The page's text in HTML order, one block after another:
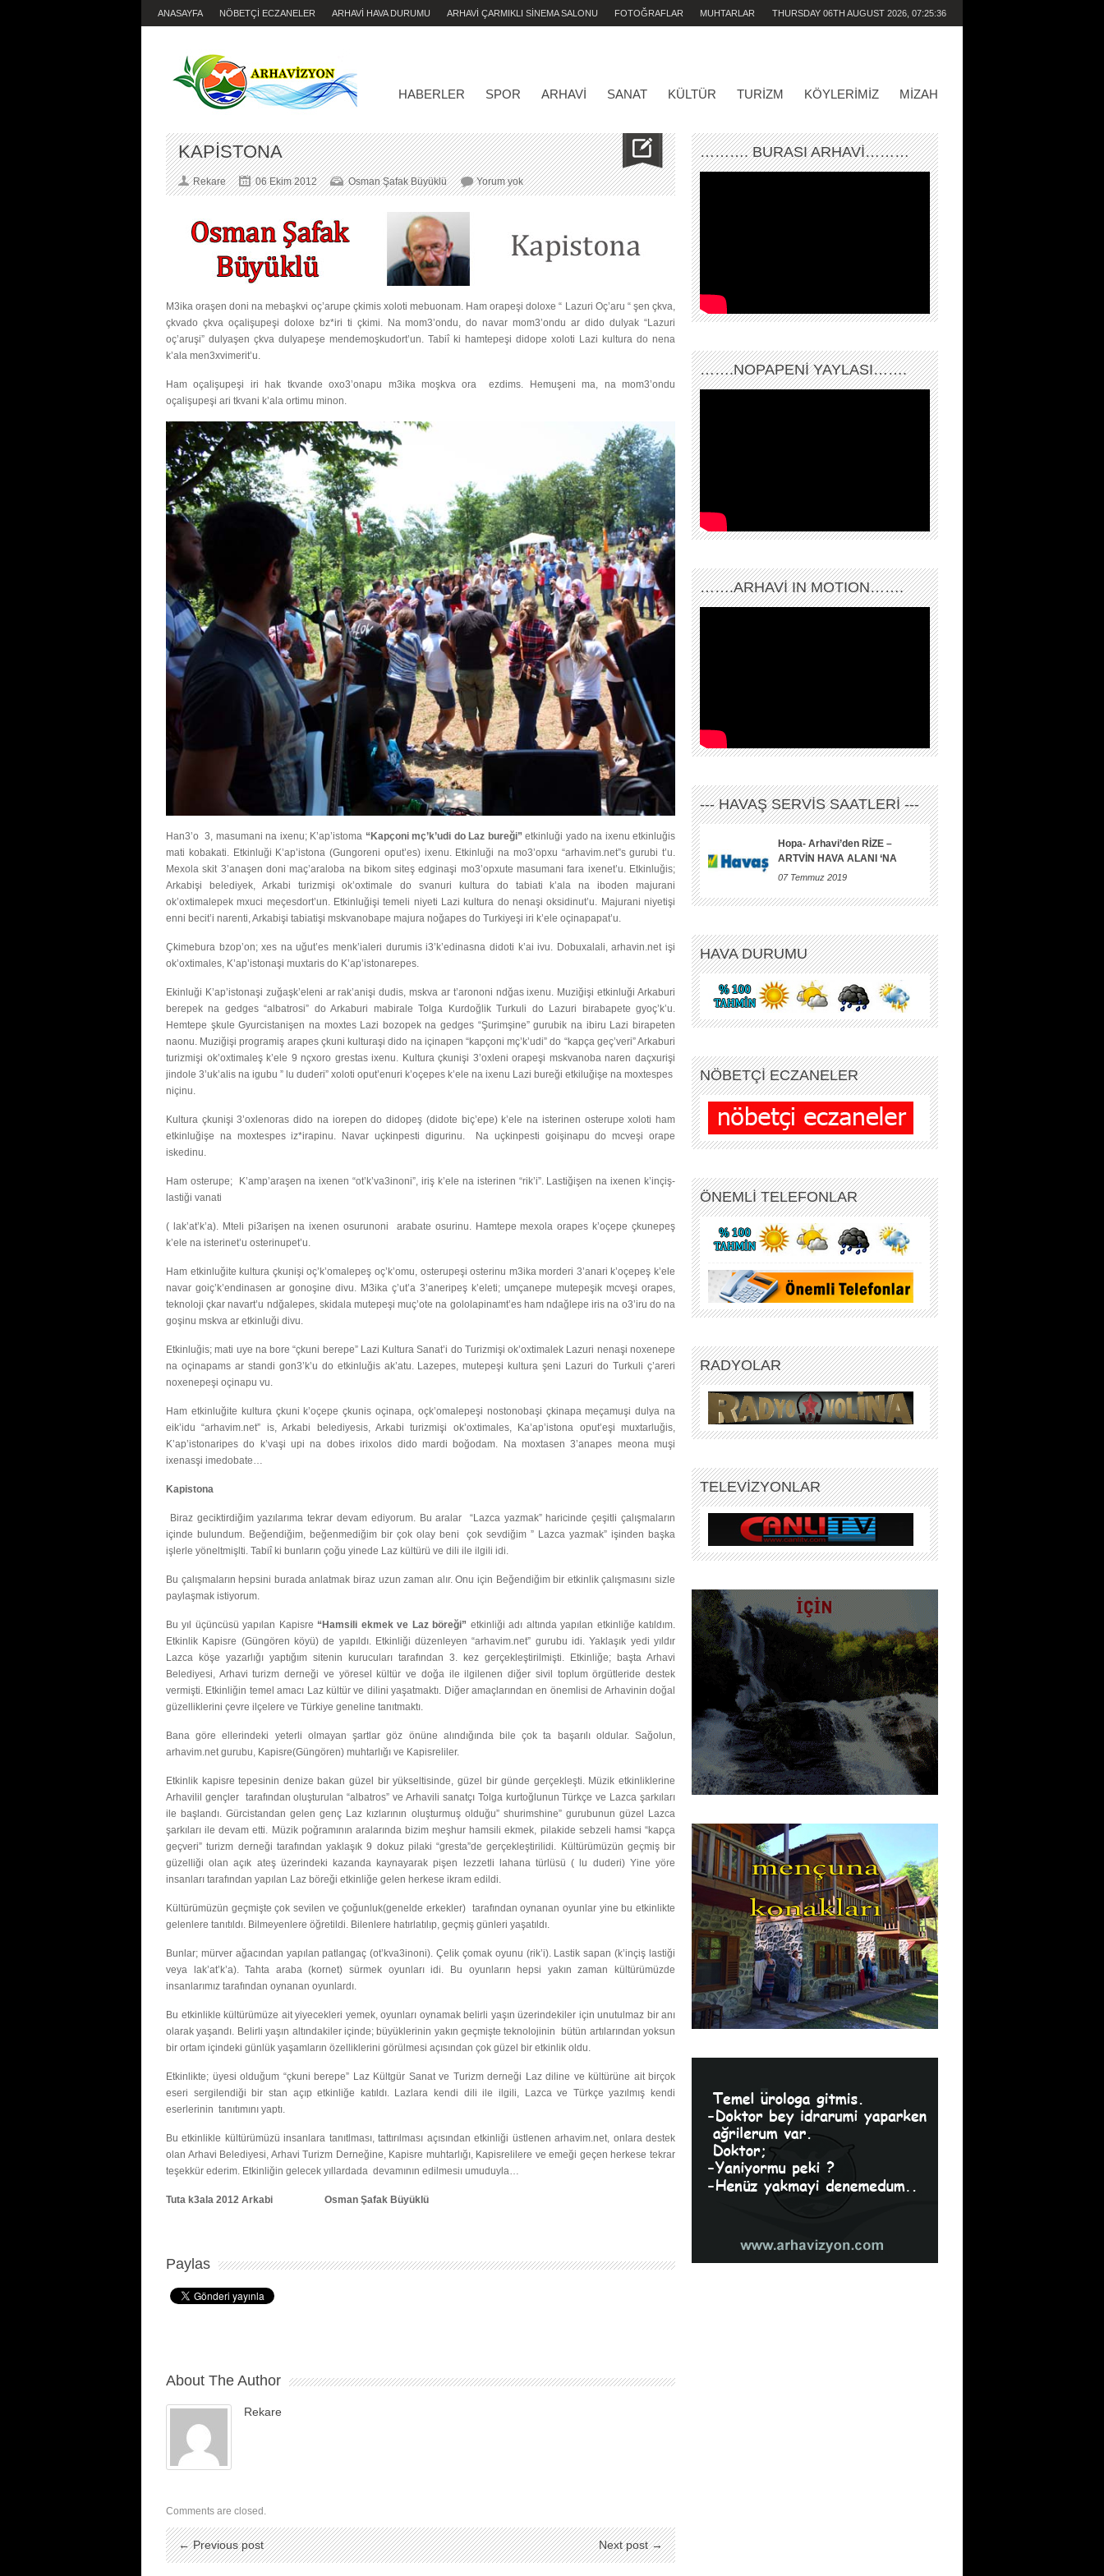
ANASAYFA NÖBETÇİ ECZANELER ARHAVİ HAVA DURUMU ARHAVİ ÇARMIKLI SİNEMA SALONU FOTOĞRAFLAR MUHTARLAR THURSDAY 06TH AUGUST 2026, 07:25:36
HABERLER SPOR ARHAVI SANAT KÜLTÜR TURIZM KÖYLERIMIZ MIZAH
KAPİSTONA
Rekare 06 Ekim 2012 Osman Şafak Büyüklü Yorum yokKAPİSTONA
M3ika oraşen doni na mebaşkvi oç’arupe çkimis xoloti mebuonam. Ham orapeşi doloxe “ Lazuri Oç’aru “ şen çkva,
çkvado çkva oçalişupeşi doloxe bz*iri ti çkimi. Na mom3’ondu, do navar mom3’ondu ar dido dulyak “Lazuri
oç’aruşi” dulyaşen çkva dulyapeşe mendemoşkudort’un. Tabiî ki hamtepeşi didope xoloti Lazi kultura do nena
k’ala men3xvimerit’u.
Ham oçalişupeşi iri hak tkvande oxo3’onapu m3ika moşkva ora ezdims. Hemuşeni ma, na mom3’ondu
oçalişupeşi ari tkvani k’ala ortimu minon.
Han3’o 3, masumani na ixenu; K’ap’istoma “Kapçoni mç’k’udi do Laz bureği” etkinluği yado na ixenu etkinluğis
mati kobakati. Etkinluği K’ap’istona (Gungoreni oput’es) ixenu. Etkinluği na mo3’opxu “arhavim.net”s gurubi t’u.
Mexola skit 3’anaşen doni maç’araloba na bikom siteş edginaşi mo3’opxute masumani fara ixenet’u. Etkinluğis;
Arkabişi belediyek, Arkabi turizmişi ok’oxtimale do svanuri kultura do tabiati k’ala na iboden majurani
ok’oxtimalepek mxuci meçesdort’un. Etkinluğişi temeli niyeti Lazi kultura do nenaşi oksidinut’u. Majurani niyetişi
enni becit’i narenti, Arkabişi tabiatişi mskvanobape majura noğapes do Turkiyeşi iri k’ele oçinapapat’u.
Çkimebura bzop’on; xes na uğut’es menk’ialeri durumis i3’k’edinasna didoti k’ai ivu. Dobuxalali, arhavin.net işi
ok’oxtimales, K’ap’istonaşi muxtaris do K’ap’istonarepes.
Ekinluği K’ap’istonaşi zuğaşk’eleni ar rak’anişi dudis, mskva ar t’arononi ndğas ixenu. Muziğişi etkinluği Arkaburi
berepek na gedges “albatrosi” do Arkaburi mabirale Tolga Kurdoğlik Turkuli do Lazuri birabapete gyoç’k’u.
Hemtepe şkule Gyurcistanişen na moxtes Lazi bozopek na gedges “Şurimşine” gurubik na ibiru Lazi birapeten
naonu. Muziğişi programiş arapes çkuni kulturaşi dido na içinapen “kapçoni mç’k’udi” do “kapça geç’veri” Arkaburi
turizmişi ok’oxtimaleş k’ele 9 nçxoro grestas ixenu. Kultura çkunişi 3’oxleni orapeşi mskvanoba naren daçxurişi
jindole 3’uk’alis na igubu ” lu duderi” xoloti oput’enuri k’oçepes k’ele na ixenu Lazi bureği etkiluğişe na moxtespes
niçinu.
Kultura çkunişi 3’oxlenoras dido na iorepen do didopeş (didote biç’epe) k’ele na isterinen osterupe xoloti ham
etkinluğişe na moxtespes iz*irapinu. Navar uçkinpesti digurinu. Na uçkinpesti goişinapu do mcveşi orape
iskedinu.
Ham osterupe; K’amp’araşen na ixenen “ot’k’va3inoni”, iriş k’ele na isterinen “rik’i”. Lastiğişen na ixenen k’inçiş-
lastiği vanati
( lak’at’k’a). Mteli pi3arişen na ixenen osurunoni arabate osurinu. Hamtepe mexola orapes k’oçepe çkunepeş
k’ele na isterinet’u osterinupet’u.
Ham etkinluğite kultura çkunişi oç’k’omalepeş oç’k’omu, osterupeşi osterinu m3ika morderi 3’anari k’oçepeş k’ele
navar goiç’k’endinasen ar gonoşine divu. M3ika ç’ut’a 3’aneripeş k’eleti; umçanepe mutepeşik mcveşi orapes,
teknoloji çkar navart’u ndğalepes, skidala mutepeşi muç’ote na gololapinamt’es ham ndağlepe iris na o3’iru do na
goşinu mskva ar etkinluği divu.
Etkinluğis; mati uye na bore “çkuni berepe” Lazi Kultura Sanat’i do Turizmişi ok’oxtimalek Lazuri nenaşi noxenepe
na oçinapams ar standi gon3’k’u do etkinluğis ak’atu. Lazepes, mutepeşi kultura şeni Lazuri do Turkuli ç’areri
noxenepeşi oçinapu vu.
Ham etkinluğite kultura çkuni k’oçepe çkunis oçinapa, oçk’omalepeşi nostonobaşi çkinapa meçamuşi dulya na
eik’idu “arhavim.net” is, Arkabi belediyesis, Arkabi turizmişi ok’oxtimales, Ka’ap’istona oput’eşi muxtarluğis,
K’ap’istonaripes do k’vaşi upi na dobes irixolos dido mardi boğodam. Na moxtasen 3’anapes meona muşi
ixenasşi imedobate…
Kapistona
Biraz geciktirdiğim yazılarıma tekrar devam ediyorum. Bu aralar “Lazca yazmak” haricinde çeşitli çalışmaların
içinde bulundum. Beğendiğim, beğenmediğim bir çok olay beni çok sevdiğim ” Lazca yazmak” işinden başka
işlerle yöneltmişlti. Tabiî ki bunların çoğu yinede Laz kültürü ve dili ile ilgili idi.
Bu çalışmaların hepsini burada anlatmak biraz uzun zaman alır. Onu için Beğendiğim bir etkinlik çalışmasını sizle
paylaşmak istiyorum.
Bu yıl üçüncüsü yapılan Kapisre “Hamsili ekmek ve Laz böreği” etkinliği adı altında yapılan etkinliğe katıldım.
Etkinlik Kapisre (Güngören köyü) de yapıldı. Etkinliği düzenleyen “arhavim.net” gurubu idi. Yaklaşık yedi yıldır
Lazca köşe yazarlığı yaptığım sitenin kurucuları tarafından 3. kez gerçekleştirilmişti. Etkinliğe; başta Arhavi
Belediyesi, Arhavi turizm derneği ve yöresel kültür ve doğa ile ilgilenen diğer sivil toplum örgütleride destek
vermişti. Etkinliğin temel amacı Laz kültür ve dilini yaşatmaktı. Diğer amaçlarından en önemlisi de Arhavinin doğal
güzelliklerini çevre ilçelere ve Türkiye geneline tanıtmaktı.
Bana göre ellerindeki yeterli olmayan şartlar göz önüne alındığında bile çok ta başarılı oldular. Sağolun,
arhavim.net gurubu, Kapisre(Güngören) muhtarlığı ve Kapisreliler.
Etkinlik kapisre tepesinin denize bakan güzel bir yükseltisinde, güzel bir günde gerçekleşti. Müzik etkinliklerine
Arhavilil gençler tarafından oluşturulan “albatros” ve Arhavili sanatçı Tolga kurtoğlunun Türkçe ve Lazca şarkıları
ile başlandı. Gürcistandan gelen genç Laz kızlarının oluşturmuş olduğu” shurimshine” gurubunun güzel Lazca
şarkıları ile devam etti. Müzik poğramının aralarında bizim meşhur hamsili ekmek, pilakide sebzeli hamsi “kapça
geçveri” turizm derneği tarafından yaklaşık 9 dokuz pilaki “gresta”de gerçekleştirilidi. Kültürümüzün geçmiş bir
güzelliği olan açık ateş üzerindeki kazanda kaynayarak pişen lezzetli lahana türlüsü ( lu duderi) Yine yöre
insanları tarafından yapılan Laz böreği etkinliğe gelen herkese ikram edildi.
Kültürümüzün geçmişte çok sevilen ve çoğunluk(genelde erkekler) tarafından oynanan oyunlar yine bu etkinlikte
gelenlere tanıtıldı. Bilmeyenlere öğretildi. Bilenlere hatırlatılıp, geçmiş günleri yaşatıldı.
Bunlar; mürver ağacından yapılan patlangaç (ot’kva3inoni). Çelik çomak oyunu (rik’i). Lastik sapan (k’inçiş lastiği
veya lak’at’k’a). Tahta araba (kornet) sürmek oyunları idi. Bu oyunların hepsi yakın zaman kültürümüzde
insanlarımız tarafından oynanan oyunlardı.
Bu etkinlikle kültürümüze ait yiyecekleri yemek, oyunları oynamak belirli yaşın üzerindekiler için unutulmaz bir anı
olarak yaşandı. Belirli yaşın altındakiler içinde; büyüklerinin yakın geçmişte teknolojinin bütün artılarından yoksun
bir ortam içindeki günlük yaşamların özelliklerini görülmesi açısından çok güzel bir etkinlik oldu.
Etkinlikte; üyesi olduğum “çkuni berepe” Laz Kültgür Sanat ve Turizm derneği Laz diline ve kültürüne ait birçok
eseri sergilendiği bir stan açıp etkinliğe katıldı. Lazlara kendi dili ile ilgili, Lazca ve Türkçe yazılmış kendi
eserlerinin tanıtımını yaptı.
Bu etkinlikle kültürümüzü insanlara tanıtlması, tattırılması açısından etkinliği üstlenen arhavim.net, onlara destek
olan Arhavi Belediyesi, Arhavi Turizm Derneğine, Kapisre muhtarlığı, Kapisrelilere ve emeği geçen herkese tekrar
teşekkür ederim. Etkinliğin gelecek yıllardada devamının edilmesiı umuduyla…
Tuta k3ala 2012 Arkabi Osman Şafak Büyüklü
Paylas
About The Author
Rekare
Comments are closed.
← Previous post Next post →
………. BURASI ARHAVİ………
…….NOPAPENİ YAYLASI…….
…….ARHAVI IN MOTION…….
--- HAVAŞ SERVİS SAATLERİ ---
Hopa- Arhavi’den RİZE –
ARTVİN HAVA ALANI ‘NA
07 Temmuz 2019
HAVA DURUMU
NÖBETÇİ ECZANELER
ÖNEMLİ TELEFONLAR
RADYOLAR
TELEVİZYONLAR